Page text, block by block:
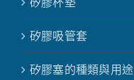
矽膠吸管套
矽膠塞的種類與用途